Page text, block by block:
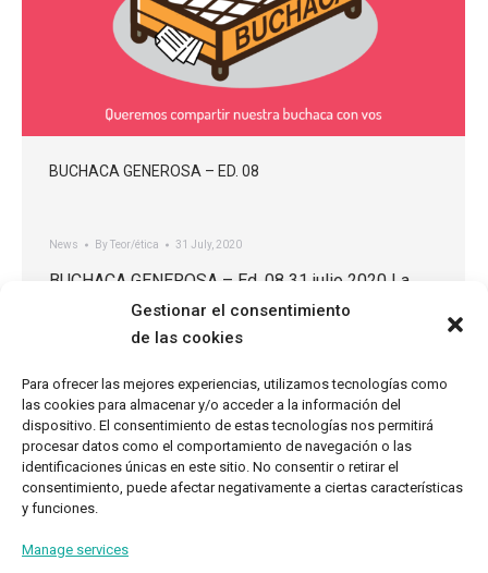
Gestionar el consentimiento
de las cookies
Para ofrecer las mejores experiencias, utilizamos tecnologías como
las cookies para almacenar y/o acceder a la información del
dispositivo. El consentimiento de estas tecnologías nos permitirá
procesar datos como el comportamiento de navegación o las
identificaciones únicas en este sitio. No consentir o retirar el
consentimiento, puede afectar negativamente a ciertas características
y funciones.
Manage services
BUCHACA GENEROSA – ED. 08
News ByTeor/ética 31 July, 2020
BUCHACA GENEROSA – Ed. 08 31 julio 2020 La
situación actual a veces sigue pareciendo la
misma; la misma crisis nos tiene desde hace
futuro y priorizando el ahora. Pero lo que estamos
viviendo ya no es igual a lo que pasaba en marzo,
abril o junio. Ya…